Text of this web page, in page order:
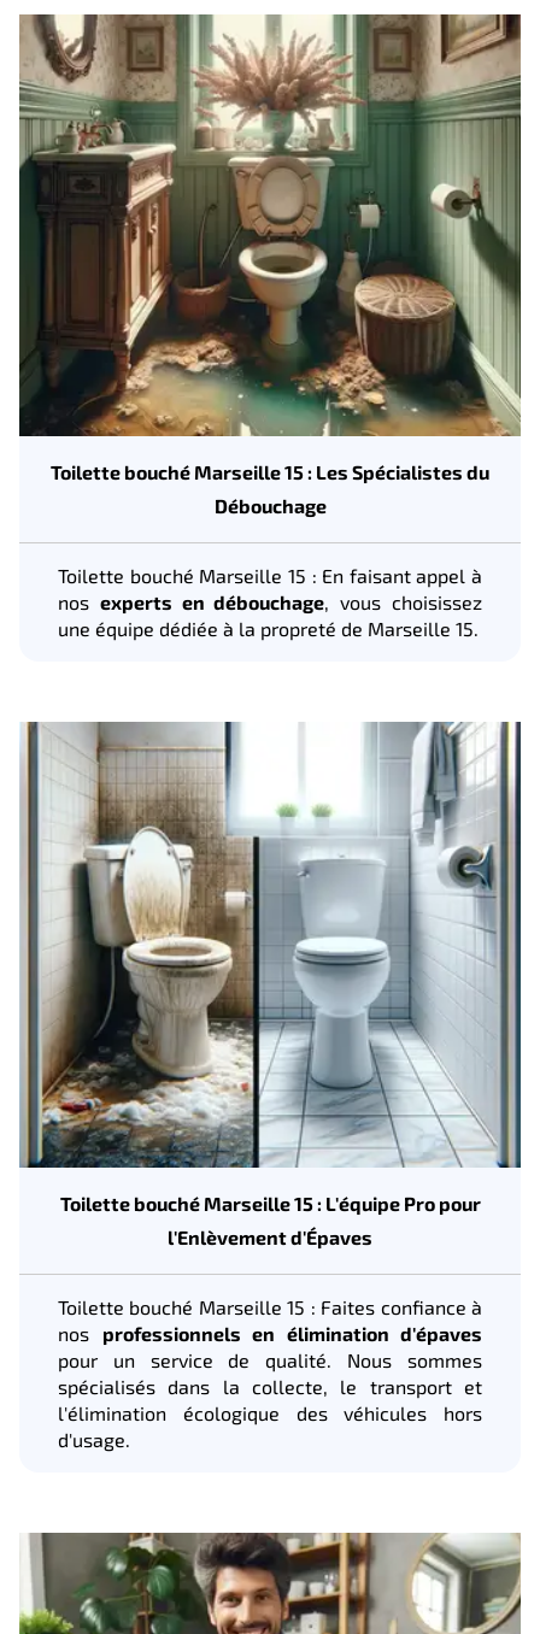
Toilette bouché Marseille 15 : Les Spécialistes du
Débouchage
Toilette bouché Marseille 15 : En faisant appel à
nos experts en débouchage, vous choisissez
une équipe dédiée à la propreté de Marseille 15.
Toilette bouché Marseille 15 : L'équipe Pro pour
l'Enlèvement d'Épaves
Toilette bouché Marseille 15 : Faites confiance à
nos professionnels en élimination d'épaves
pour un service de qualité. Nous sommes
spécialisés dans la collecte, le transport et
l'élimination écologique des véhicules hors
d'usage.